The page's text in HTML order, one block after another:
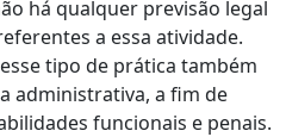
há qualquer previsão legal
a essa atividade.
tipo de prática também
administrativa, a fim de
funcionais e penais.